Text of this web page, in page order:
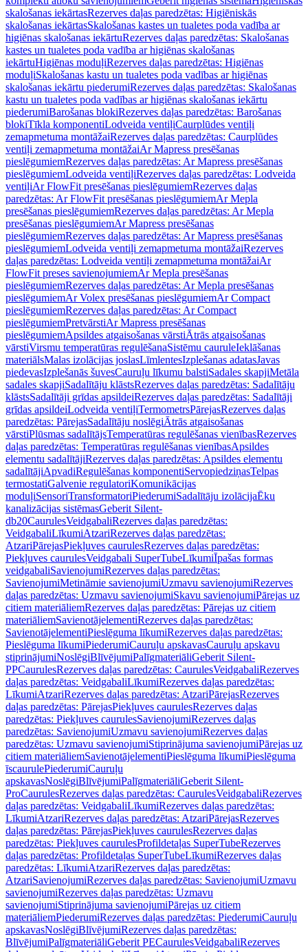
skalošanas iekārtasRezerves daļas paredzētas: Higiēniskās
skalošanas iekārtasSkalošanas kastes un tualetes poda vadība ar
higiēnas skalošanas iekārtuRezerves daļas paredzētas: Skalošanas
kastes un tualetes poda vadība ar higiēnas skalošanas
iekārtuHigiēnas moduļiRezerves daļas paredzētas: Higiēnas
moduļiSkalošanas kastu un tualetes poda vadības ar higiēnas
skalošanas iekārtu piederumiRezerves daļas paredzētas: Skalošanas
kastu un tualetes poda vadības ar higiēnas skalošanas iekārtu
piederumiBarošanas blokiRezerves daļas paredzētas: Barošanas
blokiTīkla komponentiLodveida ventiļiCaurplūdes ventiļi
zemapmetuma montāžaiRezerves daļas paredzētas: Caurplūdes
ventiļi zemapmetuma montāžaiAr Mapress presēšanas
pieslēgumiemRezerves daļas paredzētas: Ar Mapress presēšanas
pieslēgumiemLodveida ventiļiRezerves daļas paredzētas: Lodveida
ventiļiAr FlowFit presēšanas pieslēgumiemRezerves daļas
paredzētas: Ar FlowFit presēšanas pieslēgumiemAr Mepla
presēšanas pieslēgumiemRezerves daļas paredzētas: Ar Mepla
presēšanas pieslēgumiemAr Mapress presēšanas
pieslēgumiemRezerves daļas paredzētas: Ar Mapress presēšanas
pieslēgumiemLodveida ventiļi zemapmetuma montāžaiRezerves
daļas paredzētas: Lodveida ventiļi zemapmetuma montāžaiAr
FlowFit preses savienojumiemAr Mepla presēšanas
pieslēgumiemRezerves daļas paredzētas: Ar Mepla presēšanas
pieslēgumiemAr Volex presēšanas pieslēgumiemAr Compact
pieslēgumiemRezerves daļas paredzētas: Ar Compact
pieslēgumiemPretvārstiAr Mapress presēšanas
pieslēgumiemApsildes atgaisošanas vārstiĀtrās atgaisošanas
vārstiVirsmu temperatūras regulēšanaSistēmu cauruleIeklāšanas
materiālsMalas izolācijas joslasLīmlentesIzplešanas adatasJavas
piedevasIzplešanās šuvesCauruļu līkumu balstiSadales skapjiMetāla
sadales skapjiSadalītāju klāstsRezerves daļas paredzētas: Sadalītāju
klāstsSadalītāji grīdas apsildeiRezerves daļas paredzētas: Sadalītāji
grīdas apsildeiLodveida ventiļiTermometrsPārejasRezerves daļas
paredzētas: PārejasSadalītāju noslēgiĀtrās atgaisošanas
vārstiPlūsmas sadalītājsTemperatūras regulēšanas vienībasRezerves
daļas paredzētas: Temperatūras regulēšanas vienībasApsildes
elementu sadalītājiRezerves daļas paredzētas: Apsildes elementu
sadalītājiApvadiRegulēšanas komponentiServopiedziņasTelpas
termostatiGalvenie regulatoriKomunikācijas
moduļiSensoriTransformatoriPiederumiSadalītāju izolācijaĒku
kanalizācijas sistēmasGeberit Silent-
db20CaurulesVeidgabaliRezerves daļas paredzētas:
VeidgabaliLīkumiAtzariRezerves daļas paredzētas:
AtzariPārejasPiekļuves caurulesRezerves daļas paredzētas:
Piekļuves caurulesVeidgabali SuperTubeLīkumiĪpašas formas
veidgabaliSavienojumiRezerves daļas paredzētas:
SavienojumiMetināmie savienojumiUzmavu savienojumiRezerves
daļas paredzētas: Uzmavu savienojumiSkavu savienojumiPārejas uz
citiem materiāliemRezerves daļas paredzētas: Pārejas uz citiem
materiāliemSavienotājelementiRezerves daļas paredzētas:
SavienotājelementiPieslēguma līkumiRezerves daļas paredzētas:
Pieslēguma līkumiPiederumiCauruļu apskavasCauruļu apskavu
stiprinājumiNoslēgiBlīvējumiPalīgmateriāliGeberit Silent-
PPCaurulesRezerves daļas paredzētas: CaurulesVeidgabaliRezerves
daļas paredzētas: VeidgabaliLīkumiRezerves daļas paredzētas:
LīkumiAtzariRezerves daļas paredzētas: AtzariPārejasRezerves
daļas paredzētas: PārejasPiekļuves caurulesRezerves daļas
paredzētas: Piekļuves caurulesSavienojumiRezerves daļas
paredzētas: SavienojumiUzmavu savienojumiRezerves daļas
paredzētas: Uzmavu savienojumiStiprinājuma savienojumiPārejas uz
citiem materiāliemSavienotājelementiPieslēguma līkumiPieslēguma
īscaurulePiederumiCauruļu
apskavasNoslēgiBlīvējumiPalīgmateriāliGeberit Silent-
ProCaurulesRezerves daļas paredzētas: CaurulesVeidgabaliRezerves
daļas paredzētas: VeidgabaliLīkumiRezerves daļas paredzētas:
LīkumiAtzariRezerves daļas paredzētas: AtzariPārejasRezerves
daļas paredzētas: PārejasPiekļuves caurulesRezerves daļas
paredzētas: Piekļuves caurulesProfildetaļas SuperTubeRezerves
daļas paredzētas: Profildetaļas SuperTubeLīkumiRezerves daļas
paredzētas: LīkumiAtzariRezerves daļas paredzētas:
AtzariSavienojumiRezerves daļas paredzētas: SavienojumiUzmavu
savienojumiRezerves daļas paredzētas: Uzmavu
savienojumiStiprinājuma savienojumiPārejas uz citiem
materiāliemPiederumiRezerves daļas paredzētas: PiederumiCauruļu
apskavasNoslēgiBlīvējumiRezerves daļas paredzētas:
BlīvējumiPalīgmateriāliGeberit PECaurulesVeidgabaliRezerves